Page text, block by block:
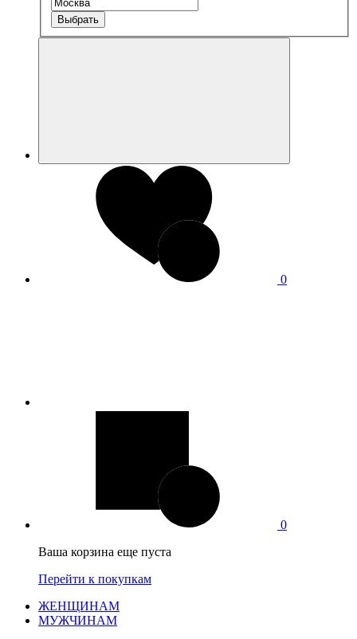
Выбрать
0
0
Ваша корзина еще пуста
Перейти к покупкам
ЖЕНЩИНАМ
МУЖЧИНАМ